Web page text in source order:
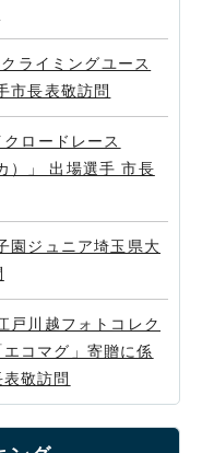
ライミングユース
市長表敬訪問
ロードレース
）」 出場選手 市長
園ジュニア埼玉県大
戸川越フォトコレク
コマグ」寄贈に係
敬訪問